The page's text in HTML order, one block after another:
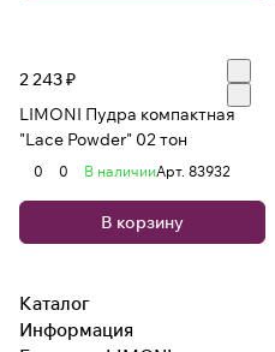
2 243 ₽
LIMONI Пудра компактная
"Lace Powder" 02 тон
0 0 В наличииАрт. 83932
В корзину
Каталог
Информация